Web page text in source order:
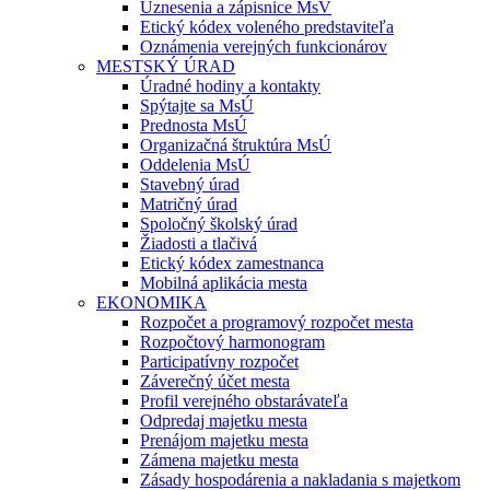
Uznesenia a zápisnice MsV
Etický kódex voleného predstaviteľa
Oznámenia verejných funkcionárov
MESTSKÝ ÚRAD
Úradné hodiny a kontakty
Spýtajte sa MsÚ
Prednosta MsÚ
Organizačná štruktúra MsÚ
Oddelenia MsÚ
Stavebný úrad
Matričný úrad
Spoločný školský úrad
Žiadosti a tlačivá
Etický kódex zamestnanca
Mobilná aplikácia mesta
EKONOMIKA
Rozpočet a programový rozpočet mesta
Rozpočtový harmonogram
Participatívny rozpočet
Záverečný účet mesta
Profil verejného obstarávateľa
Odpredaj majetku mesta
Prenájom majetku mesta
Zámena majetku mesta
Zásady hospodárenia a nakladania s majetkom